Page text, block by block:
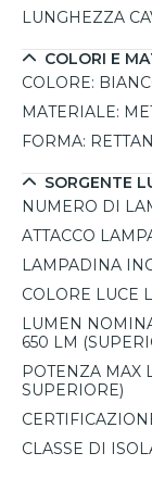
efficienza.
LUNGHEZZA
COLORI E
COLORE:
MATERIALE:
FORMA:
SORGENTE
NUMERO DI
ATTACCO
LAMPADINA
COLORE LUCE
LUMEN
650 LM
POTENZA MAX
SUPERIORE)
CLASSE DI